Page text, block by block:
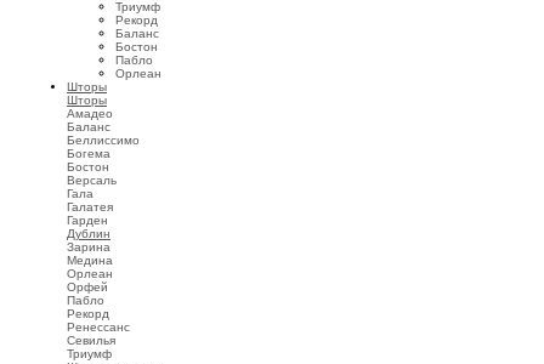
Триумф
Рекорд
Баланс
Бостон
Пабло
Орлеан
Шторы
Шторы
Амадео
Баланс
Беллиссимо
Богема
Бостон
Версаль
Гала
Галатея
Гарден
Дублин
Зарина
Медина
Орлеан
Орфей
Пабло
Рекорд
Ренессанс
Севилья
Триумф